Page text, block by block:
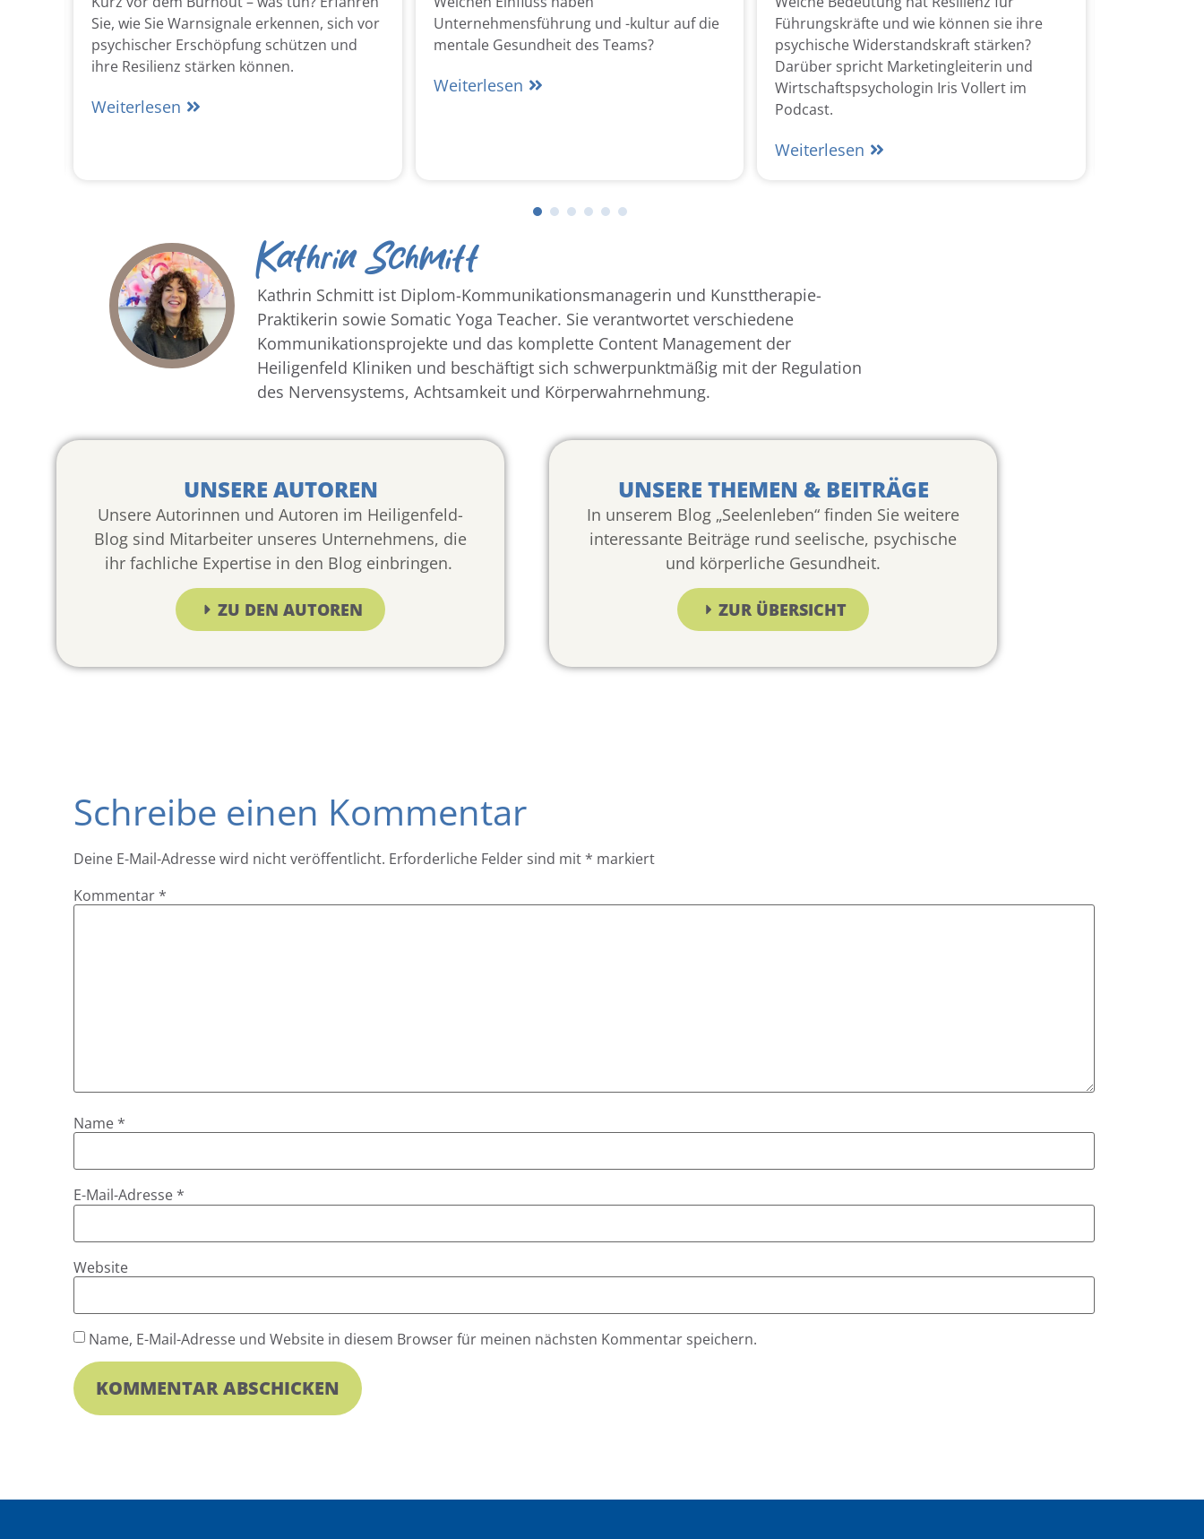
Sie, wie Sie Warnsignale erkennen, sich vor
psychischer Erschöpfung schützen und
ihre Resilienz stärken können.
Weiterlesen
Unternehmensführung und -kultur auf die
mentale Gesundheit des Teams?
Weiterlesen
Führungskräfte und wie können sie ihre
psychische Widerstandskraft stärken?
Darüber spricht Marketingleiterin und
Wirtschaftspsychologin Iris Vollert im
Podcast.
Weiterlesen
Kathrin Schmitt
Kathrin Schmitt ist Diplom-Kommunikationsmanagerin und Kunsttherapie-
Praktikerin sowie Somatic Yoga Teacher. Sie verantwortet verschiedene
Kommunikationsprojekte und das komplette Content Management der
Heiligenfeld Kliniken und beschäftigt sich schwerpunktmäßig mit der Regulation
des Nervensystems, Achtsamkeit und Körperwahrnehmung.
UNSERE AUTOREN
Unsere Autorinnen und Autoren im Heiligenfeld-
Blog sind Mitarbeiter unseres Unternehmens, die
ihr fachliche Expertise in den Blog einbringen.
ZU DEN AUTOREN
UNSERE THEMEN & BEITRÄGE
In unserem Blog „Seelenleben“ finden Sie weitere
interessante Beiträge rund seelische, psychische
und körperliche Gesundheit.
ZUR ÜBERSICHT
Schreibe einen Kommentar
Deine E-Mail-Adresse wird nicht veröffentlicht. Erforderliche Felder sind mit * markiert
Kommentar *
Name *
E-Mail-Adresse *
Website
Name, E-Mail-Adresse und Website in diesem Browser für meinen nächsten Kommentar speichern.